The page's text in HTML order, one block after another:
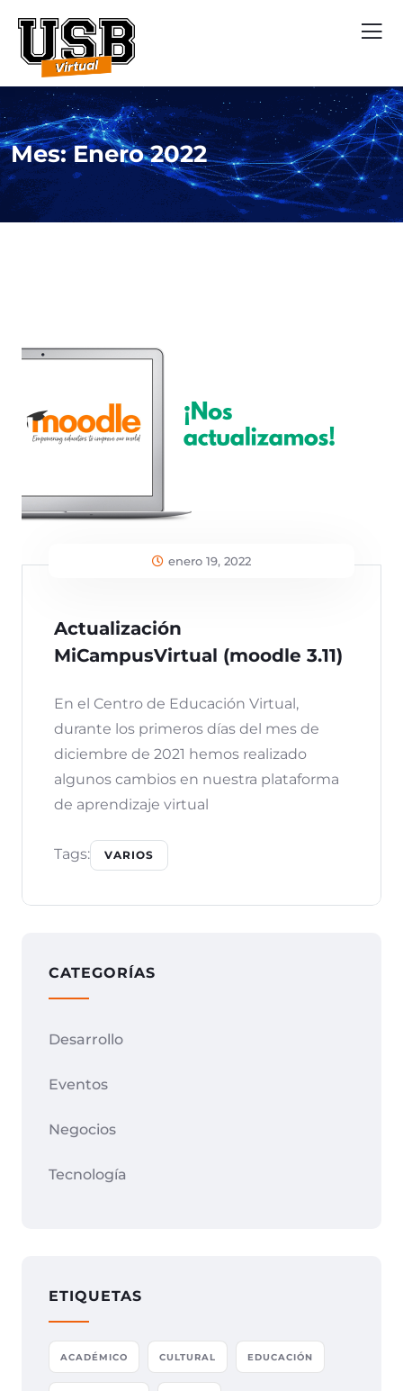
Mes:Enero 2022
enero 19, 2022
Actualización
MiCampusVirtual (moodle 3.11)
En el Centro de Educación Virtual,
durante los primeros días del mes de
diciembre de 2021 hemos realizado
algunos cambios en nuestra plataforma
de aprendizaje virtual
Tags: VARIOS
CATEGORÍAS
Desarrollo
Eventos
Negocios
Tecnología
ETIQUETAS
ACADÉMICO CULTURAL EDUCACIÓN